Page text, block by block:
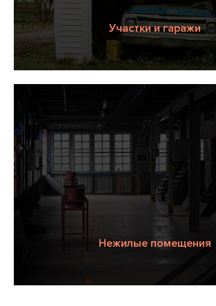
Участки и гаражи
Нежилые помещения